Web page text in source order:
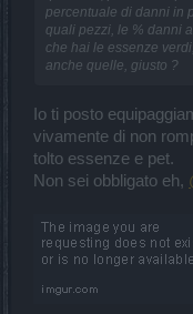
percentuale di danni in
quali pezzi, le % danni
che hai le essenze
anche quelle, giusto ?
Io ti posto
vivamente di non
tolto essenze e pet.
Non sei obbligato eh,